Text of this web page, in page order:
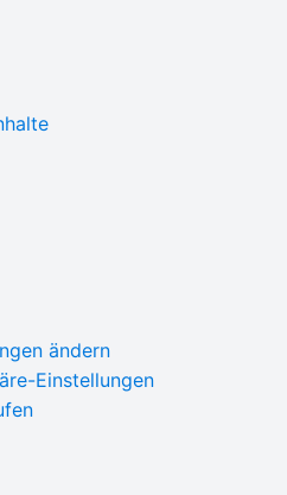
ändern
Einstellungen